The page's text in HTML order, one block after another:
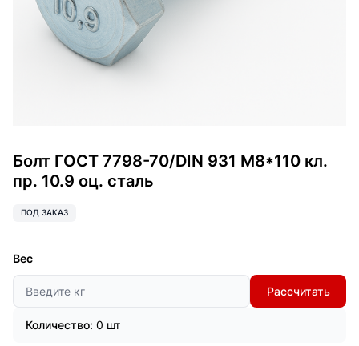
Болт ГОСТ 7798-70/DIN 931 М8*110 кл.
пр. 10.9 оц. сталь
ПОД ЗАКАЗ
Вес
Рассчитать
Количество: 0 шт